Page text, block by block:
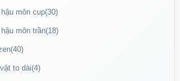
môn cup(30)
môn trần(18)
(40)
to dài(4)